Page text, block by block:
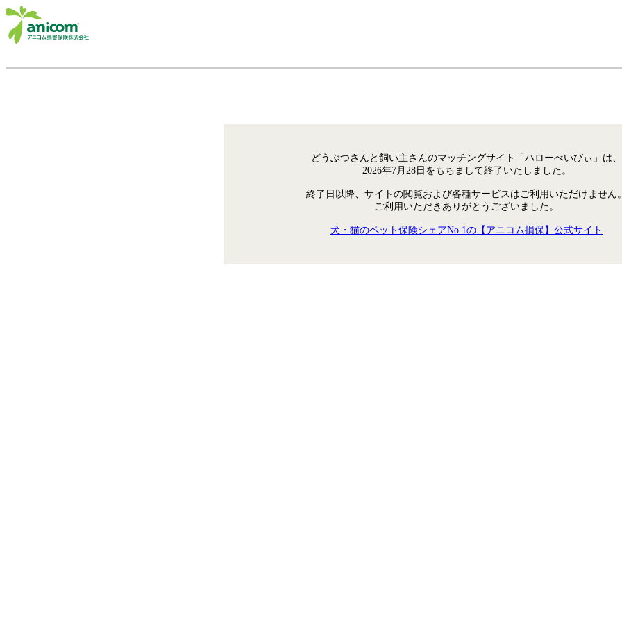
どうぶつさんと飼い主さんのマッチングサイト「ハローべいびぃ」は、
2026年7月28日をもちまして終了いたしました。
終了日以降、サイトの閲覧および各種サービスはご利用いただけません
ご利用いただきありがとうございました。
犬・猫のペット保険シェアNo.1の【アニコム損保】公式サイト